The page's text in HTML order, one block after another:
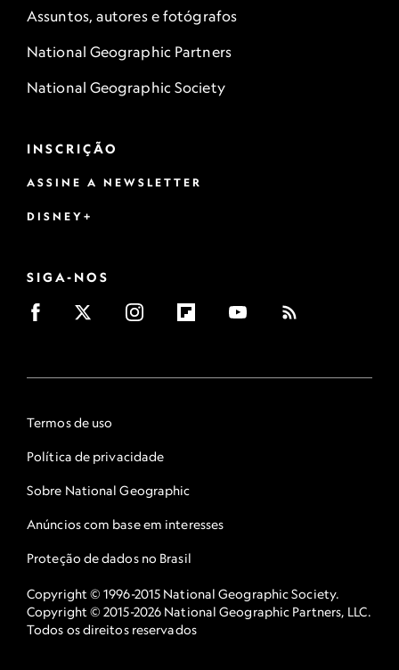
Assuntos, autores e fotógrafos
National Geographic Partners
National Geographic Society
INSCRIÇÃO
ASSINE A NEWSLETTER
DISNEY+
SIGA-NOS
Termos de uso
Política de privacidade
Sobre National Geographic
Anúncios com base em interesses
Proteção de dados no Brasil
Copyright © 1996-2015 National Geographic Society.
Copyright © 2015-2026 National Geographic Partners, LLC.
Todos os direitos reservados